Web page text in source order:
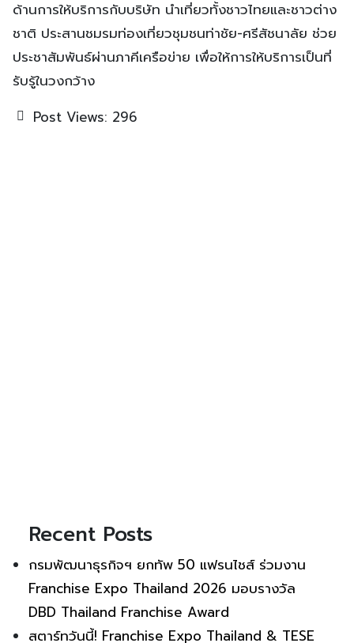
ด้านการให้บริการกับบริษัท นำเที่ยวทั้งชาวไทยและชาวต่าง
ชาติ ประสานชมรมท่องเที่ยวชุมชนท่าชัย-ศรีสัชนาลัย ช่วย
ประชาสัมพันธ์ผ่านภาคีเครือข่าย เพื่อให้การให้บริการเป็นที่
รับรู้ในวงกว้าง
Post Views: 296
Recent Posts
กรมพัฒนาธุรกิจฯ ยกทัพ 50 แฟรนไชส์ ร่วมงาน
Franchise Expo Thailand 2026 มอบรางวัล
DBD Thailand Franchise Award
สตาร์ทวันนี้! Franchise Expo Thailand & TESE